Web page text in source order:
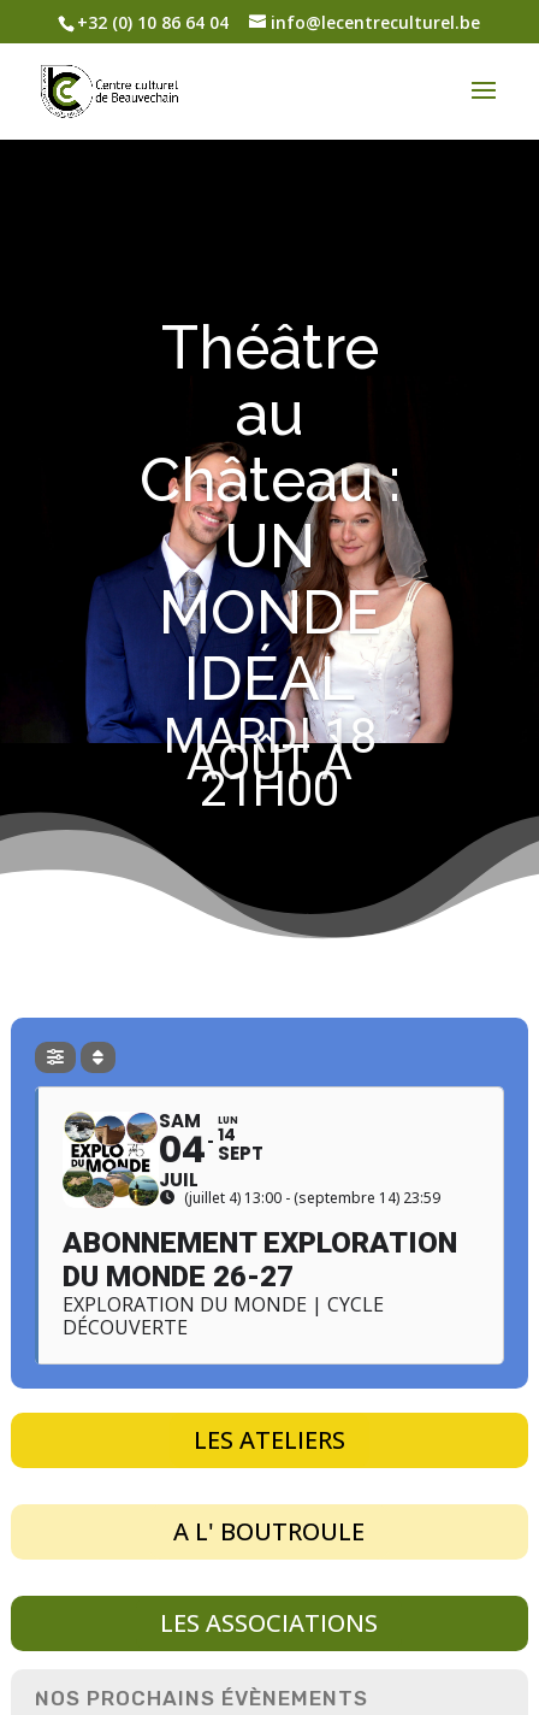
+32 (0) 10 86 64 04 info@lecentreculturel.be
Théâtre
au
Château :
UN
MONDE
IDÉAL
MARDI 18
AOÛT À
21H00
SAM
04
JUIL
LUN
14
SEPT
(juillet 4) 13:00 - (septembre 14) 23:59
ABONNEMENT EXPLORATION
DU MONDE 26-27
EXPLORATION DU MONDE | CYCLE
DÉCOUVERTE
LES ATELIERS
A L' BOUTROULE
LES ASSOCIATIONS
NOS PROCHAINS ÉVÈNEMENTS